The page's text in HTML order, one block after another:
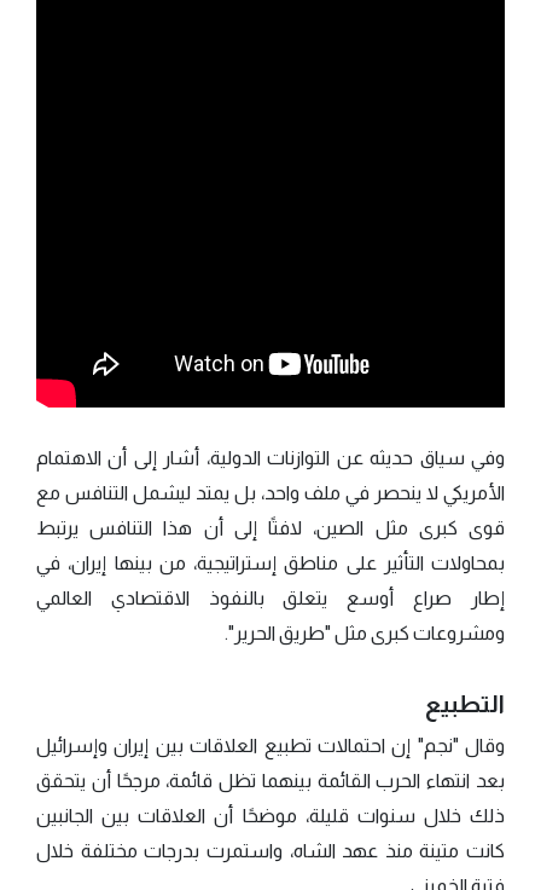
وفي سياق حديثه عن التوازنات الدولية، أشار إلى أن الاهتمام
الأمريكي لا ينحصر في ملف واحد، بل يمتد ليشمل التنافس مع
قوى كبرى مثل الصين، لافتًا إلى أن هذا التنافس يرتبط
بمحاولات التأثير على مناطق إستراتيجية، من بينها إيران، في
إطار صراع أوسع يتعلق بالنفوذ الاقتصادي العالمي
ومشروعات كبرى مثل "طريق الحرير".
التطبيع
وقال "نجم" إن احتمالات تطبيع العلاقات بين إيران وإسرائيل
بعد انتهاء الحرب القائمة بينهما تظل قائمة، مرجحًا أن يتحقق
ذلك خلال سنوات قليلة، موضحًا أن العلاقات بين الجانبين
كانت متينة منذ عهد الشاه، واستمرت بدرجات مختلفة خلال